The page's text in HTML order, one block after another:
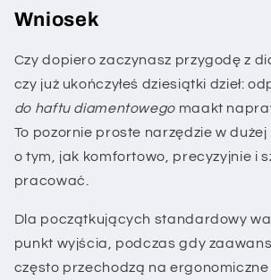
Wniosek
Czy dopiero zaczynasz przygodę z
czy już ukończyłeś dziesiątki dzieł:
do haftu diamentowegomaakt
To pozornie proste narzędzie w
o tym, jak komfortowo, precyzyjnie i
pracować.
Dla początkujących standardowy
punkt wyjścia, podczas gdy
często przechodzą na